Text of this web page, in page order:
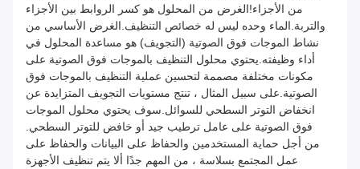
من الأجزاء!الغرض من المحلول هو كسر الروابط بين الأجزاء
والتربة.الماء وحده ليس له خصائص التنظيف.الغرض الأساسي من
نشاط الموجات فوق الصوتية (التجويف) هو مساعدة المحلول في
أداء وظيفته.يحتوي محلول التنظيف بالموجات فوق الصوتية على
مكونات مختلفة مصممة لتحسين عملية التنظيف بالموجات فوق
الصوتية.على سبيل المثال ، تنتج مستويات التجويف المتزايدة عن
انخفاض التوتر السطحي للسوائل.سوف يحتوي محلول الموجات
فوق الصوتية على عامل ترطيب جيد أو خافض للتوتر السطحي.
من أجل حماية المستخدمين والحفاظ على البيانات والحفاظ على
عمل المجتمع بسلاسة ، من المهم جدًا ألا يتم تنظيف الأجهزة